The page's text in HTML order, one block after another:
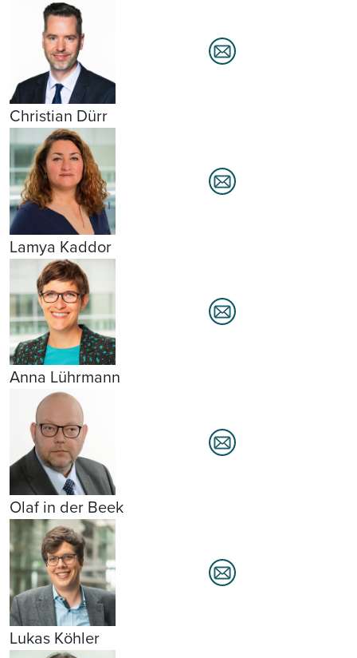
Christian Dürr
Lamya Kaddor
Anna Lührmann
Olaf in der Beek
Lukas Köhler